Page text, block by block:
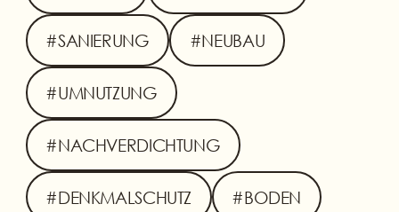
#SANIERUNG #NEUBAU
#UMNUTZUNG
#NACHVERDICHTUNG
#DENKMALSCHUTZ #BODEN